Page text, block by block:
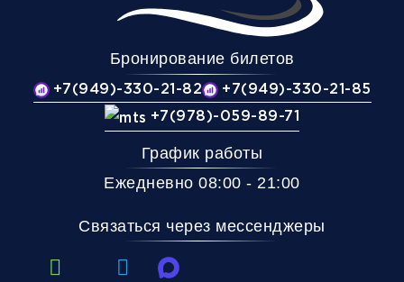
Бронирование билетов
+7(949)-330-21-82
+7(949)-330-21-85
+7(978)-059-89-71
График работы
Ежедневно 08:00 - 21:00
Связаться через мессенджеры